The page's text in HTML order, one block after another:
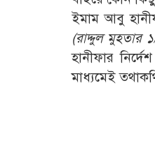
(রাদ্দুল মুহতার
হানীফার
মাধ্যমেই